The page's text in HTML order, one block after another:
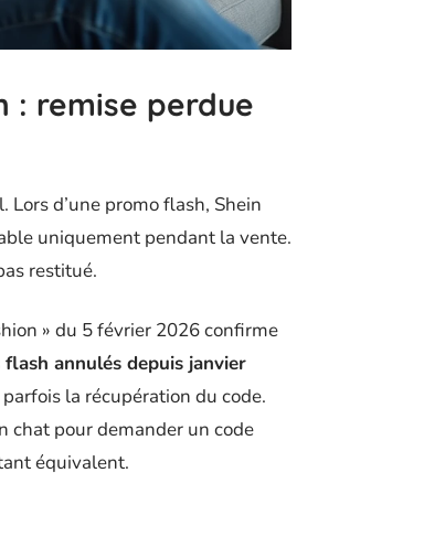
: remise perdue
d’une promo flash, Shein
uniquement pendant la vente.
restitué.
» du 5 février 2026 confirme
annulés depuis janvier
la récupération du code.
chat pour demander un code
équivalent.